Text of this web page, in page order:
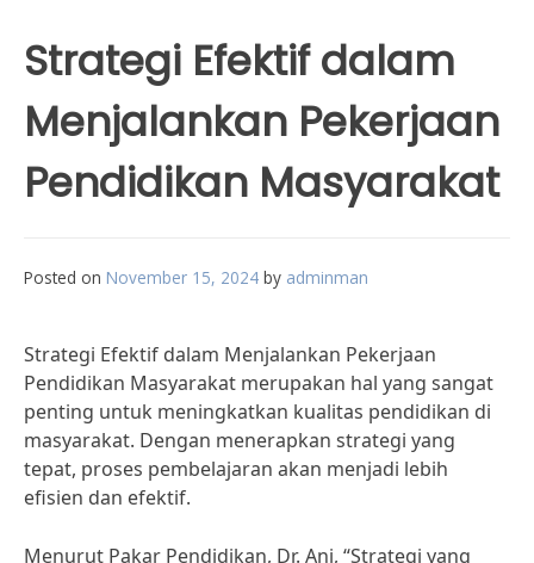
Strategi Efektif dalam
Menjalankan Pekerjaan
Pendidikan Masyarakat
Posted on November 15, 2024 by adminman
Strategi Efektif dalam Menjalankan Pekerjaan
Pendidikan Masyarakat merupakan hal yang sangat
penting untuk meningkatkan kualitas pendidikan di
masyarakat. Dengan menerapkan strategi yang
tepat, proses pembelajaran akan menjadi lebih
efisien dan efektif.
Menurut Pakar Pendidikan, Dr. Ani, “Strategi yang